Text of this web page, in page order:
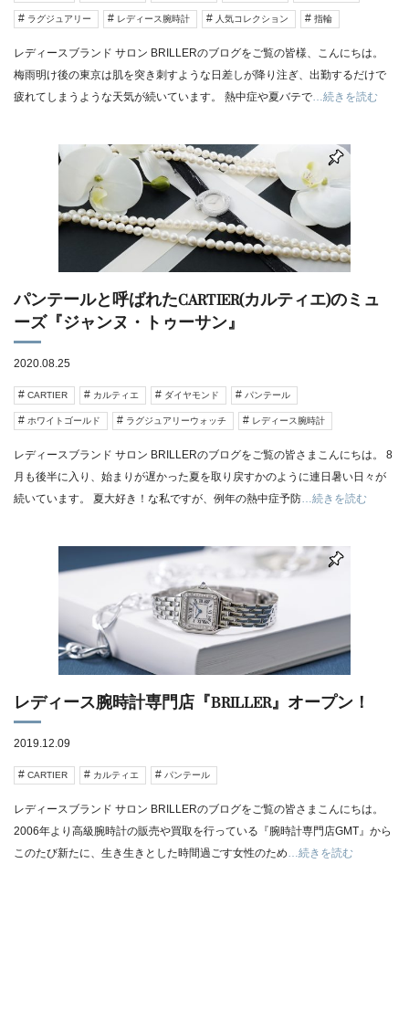
ラグジュアリー レディース腕時計 人気コレクション 指輪
レディースブランド サロン BRILLERのブログをご覧の皆様、こんにちは。
梅雨明け後の東京は肌を突き刺すような日差しが降り注ぎ、出勤するだけで
疲れてしまうような天気が続いています。 熱中症や夏バテで…続きを読む
パンテールと呼ばれたCARTIER(カルティエ)のミュ
ーズ『ジャンヌ・トゥーサン』
2020.08.25
CARTIER カルティエ ダイヤモンド パンテール
ホワイトゴールド ラグジュアリーウォッチ レディース腕時計
レディースブランド サロン BRILLERのブログをご覧の皆さまこんにちは。 8
月も後半に入り、始まりが遅かった夏を取り戻すかのように連日暑い日々が
続いています。 夏大好き！な私ですが、例年の熱中症予防…続きを読む
レディース腕時計専門店『BRILLER』オープン！
2019.12.09
CARTIER カルティエ パンテール
レディースブランド サロン BRILLERのブログをご覧の皆さまこんにちは。
2006年より高級腕時計の販売や買取を行っている『腕時計専門店GMT』から
このたび新たに、生き生きとした時間過ごす女性のため …続きを読む